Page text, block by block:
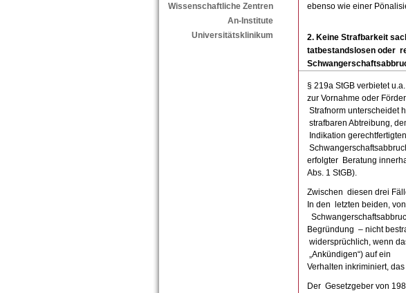
Wissenschaftliche Zentren
An-Institute
Universitätsklinikum
ebenso wie einer
2. Keine Strafbarkeit
tatbestandslosen oder
§ 219a StGB verbietet
zur Vornahme oder
Strafnorm unterscheidet
strafbaren Abtreibung,
Indikation
erfolgter Beratung
Abs. 1 StGB).
Zwischen diesen drei
In den letzten beiden,
Begründung – nicht
widersprüchlich, wenn
„Ankündigen“) auf ein
Verhalten inkriminiert,
Der Gesetzgeber von